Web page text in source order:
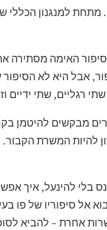
מתחת למנגנון
האימה
אבל היא לא הסיפור
שתי ידיים
מבקשים להיטמן
להיות המשרת
בלי להינעל, איך
אל סיפוריו של פו
אחרת – להביא